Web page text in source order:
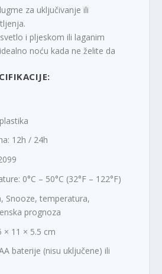
za uključivanje ili
i pljeskom ili laganim
noću kada ne želite da
12h / 24h
0°C – 50°C (32°F – 122°F)
Snooze, temperatura,
prognoza
× 11 × 5.5 cm
baterije (nisu uključene) ili